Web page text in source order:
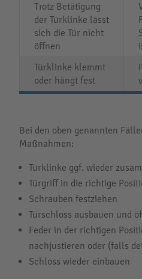
Trotz Betätigung
der Türklinke lässt
sich die Tür nicht
öffnen
Türklinke klemmt
oder hängt fest
Bei den oben genannten
Maßnahmen:
Türklinke ggf. wieder
Türgriff in die richtige
Schrauben festziehen
Türschloss ausbauen und
Feder in der richtigen
nachjustieren oder (falls
Schloss wieder einbauen